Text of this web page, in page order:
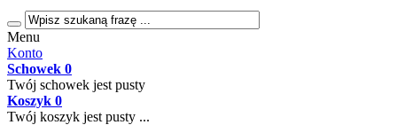
Menu
Konto
Schowek 0
Twój schowek jest pusty
Koszyk 0
Twój koszyk jest pusty ...